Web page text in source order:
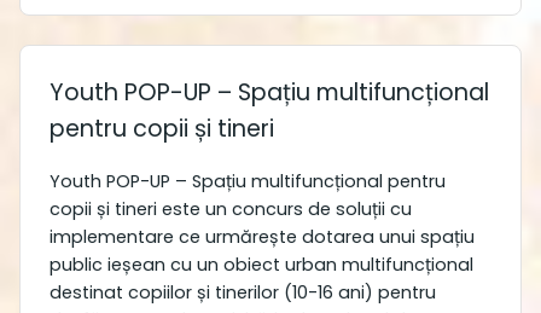
Youth POP-UP – Spațiu multifuncțional
pentru copii și tineri
Youth POP-UP – Spațiu multifuncțional pentru
copii și tineri este un concurs de soluții cu
implementare ce urmărește dotarea unui spațiu
public ieșean cu un obiect urban multifuncțional
destinat copiilor și tinerilor (10-16 ani) pentru